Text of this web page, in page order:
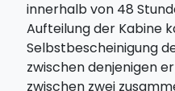
Inselgruppe:Lipari. Ihr
Marina Corta und Marina
Abend am Nachtleben
einfach durch die kleinen
schlendern.
innerhalb von 48
Aufteilung der Kabine
Selbstbescheinigung
zwischen denjenigen
zwischen zwei